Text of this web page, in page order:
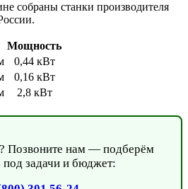
собраны станки производителя
Мощность
0,44 кВт
0,16 кВт
2,8 кВт
Позвоните нам — подберём
задачи и бюджет: